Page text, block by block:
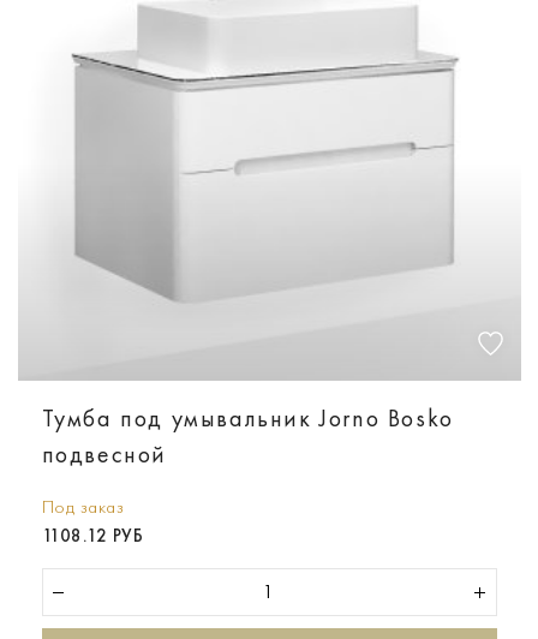
Тумба под умывальник Jorno Bosko
подвесной
Под заказ
1108.12 РУБ